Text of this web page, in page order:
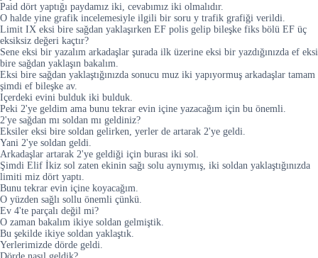
Paid dört yaptığı paydamız iki, cevabımız iki olmalıdır.
O halde yine grafik incelemesiyle ilgili bir soru y trafik grafiği verildi.
Limit IX eksi bire sağdan yaklaşırken EF polis gelip bileşke fiks bölü EF üç
eksiksiz değeri kaçtır?
Sene eksi bir yazalım arkadaşlar şurada ilk üzerine eksi bir yazdığınızda ef eksi
bire sağdan yaklaşın bakalım.
Eksi bire sağdan yaklaştığınızda sonucu muz iki yapıyormuş arkadaşlar tamam
şimdi ef bileşke av.
Içerdeki evini bulduk iki bulduk.
Peki 2'ye geldim ama bunu tekrar evin içine yazacağım için bu önemli.
2'ye sağdan mı soldan mı geldiniz?
Eksiler eksi bire soldan gelirken, yerler de artarak 2'ye geldi.
Yani 2'ye soldan geldi.
Arkadaşlar artarak 2'ye geldiği için burası iki sol.
Şimdi Elif İkiz sol zaten ekinin sağı solu aynıymış, iki soldan yaklaştığınızda
limiti miz dört yaptı.
Bunu tekrar evin içine koyacağım.
O yüzden sağlı sollu önemli çünkü.
Ev 4'te parçalı değil mi?
O zaman bakalım ikiye soldan gelmiştik.
Bu şekilde ikiye soldan yaklaştık.
Yerlerimizde dörde geldi.